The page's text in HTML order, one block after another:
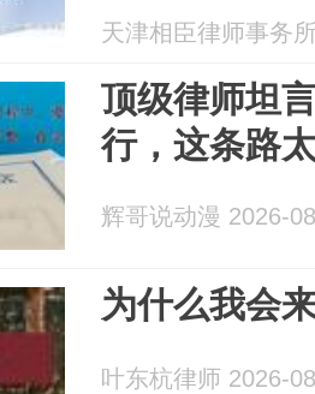
天津相臣律师事务
顶级律师坦
行，这条路
辉哥说动漫 2026-
为什么我会
叶东杭律师 2026-